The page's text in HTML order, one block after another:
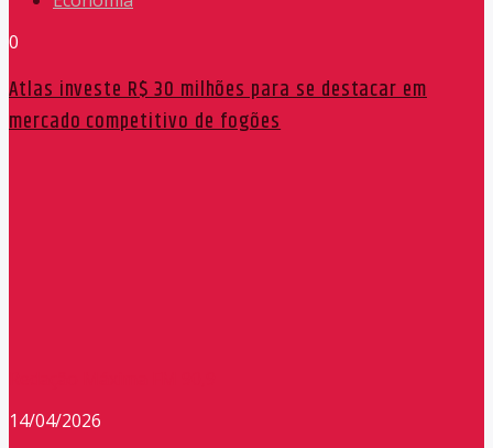
0
Atlas investe R$ 30 milhões para se destacar em
mercado competitivo de fogões
14/04/2026